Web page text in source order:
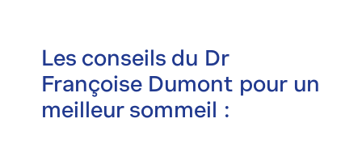
Les conseils du Dr
Françoise Dumont pour un
meilleur sommeil :